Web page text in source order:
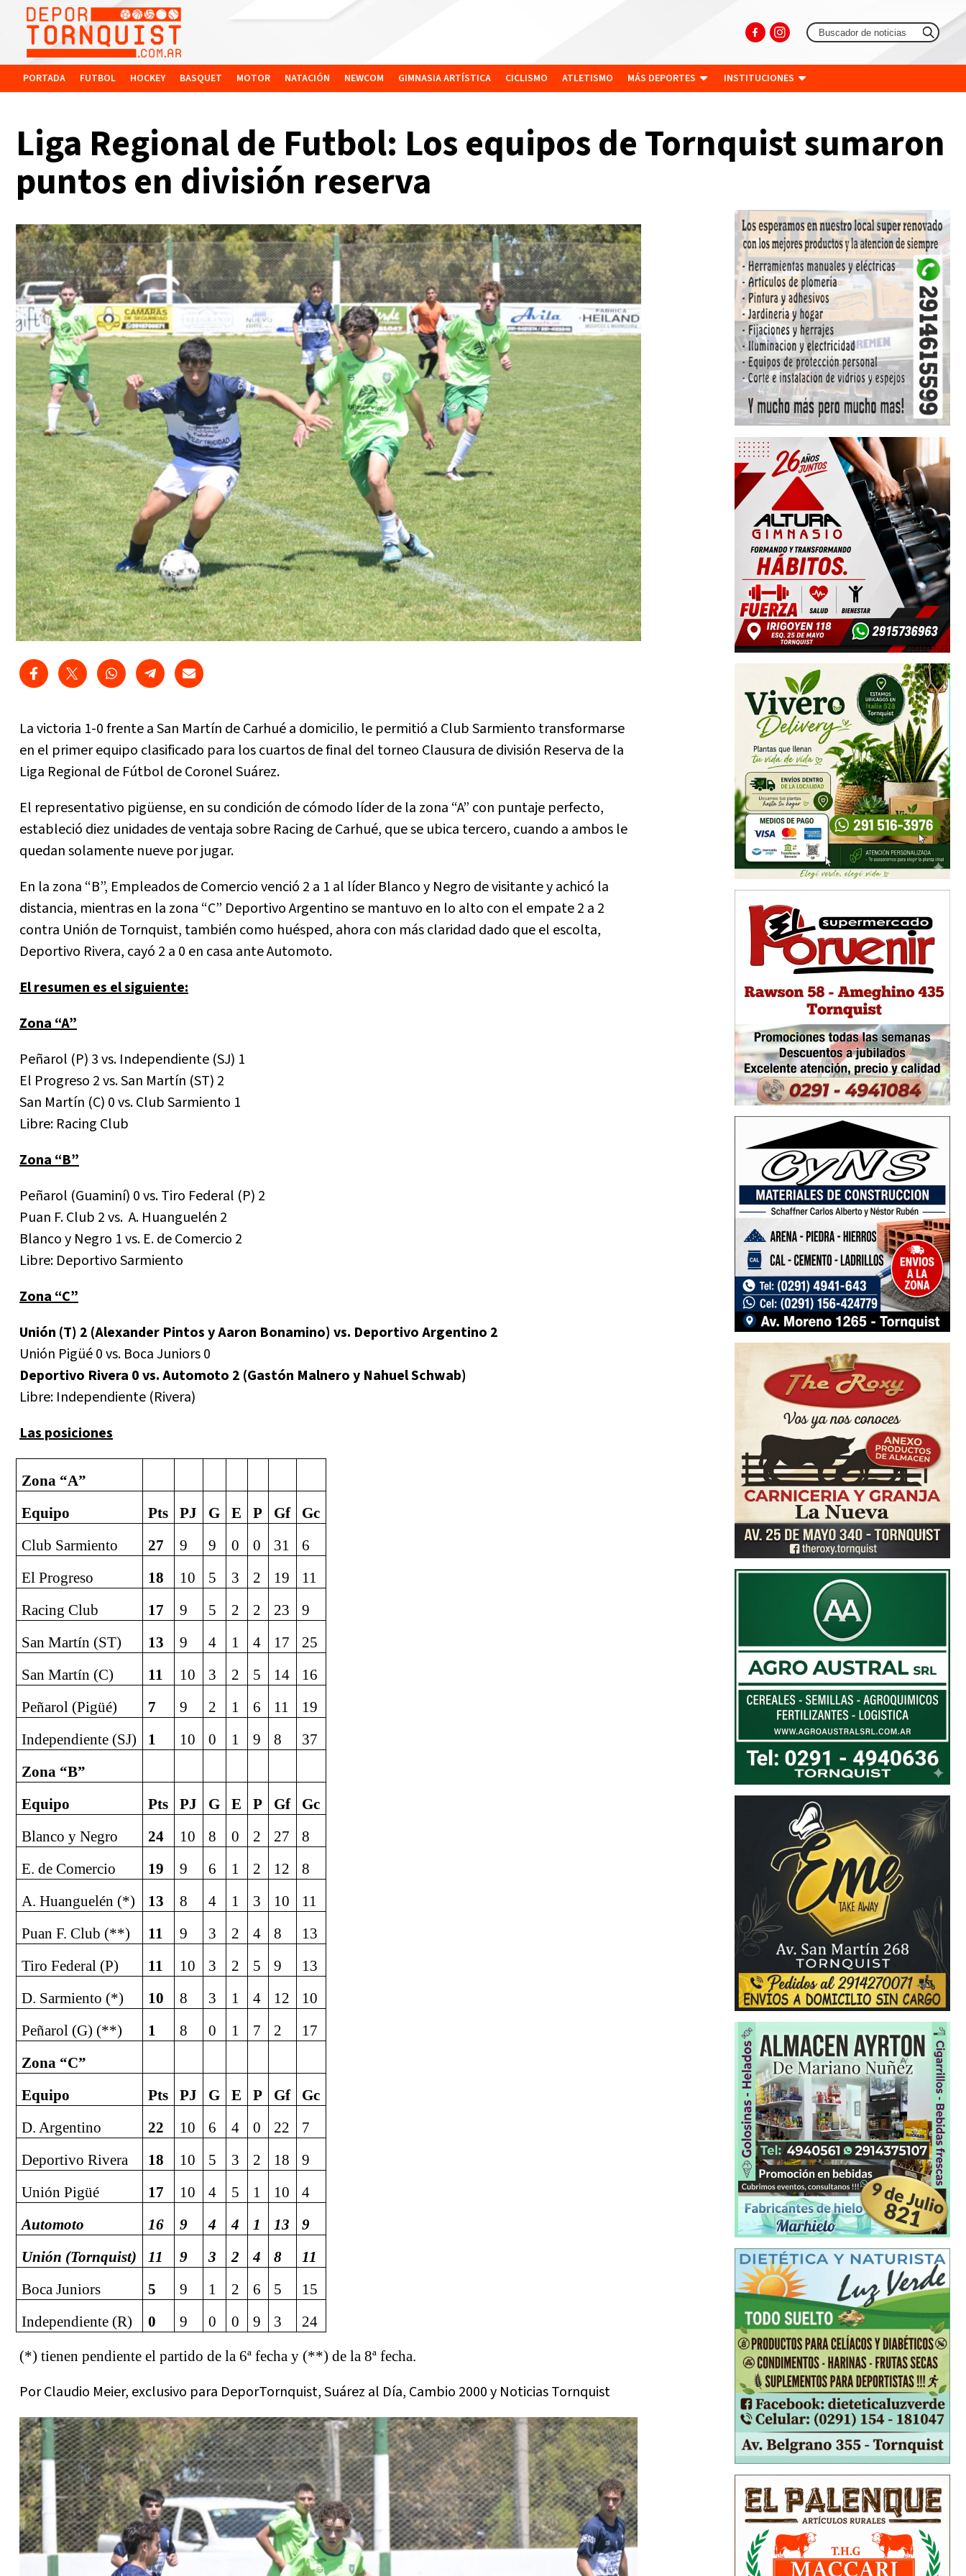
PORTADA FUTBOL HOCKEY BASQUET MOTOR NATACIÓN NEWCOM GIMNASIA ARTÍSTICA CICLISMO ATLETISMO MÁS DEPORTES INSTITUCIONES
Liga Regional de Futbol: Los equipos de Tornquist sumaron
puntos en división reserva
La victoria 1-0 frente a San Martín de Carhué a domicilio, le permitió a Club Sarmiento transformarse
en el primer equipo clasificado para los cuartos de final del torneo Clausura de división Reserva de la
Liga Regional de Fútbol de Coronel Suárez.
El representativo pigüense, en su condición de cómodo líder de la zona “A” con puntaje perfecto,
estableció diez unidades de ventaja sobre Racing de Carhué, que se ubica tercero, cuando a ambos le
quedan solamente nueve por jugar.
En la zona “B”, Empleados de Comercio venció 2 a 1 al líder Blanco y Negro de visitante y achicó la
distancia, mientras en la zona “C” Deportivo Argentino se mantuvo en lo alto con el empate 2 a 2
contra Unión de Tornquist, también como huésped, ahora con más claridad dado que el escolta,
Deportivo Rivera, cayó 2 a 0 en casa ante Automoto.
El resumen es el siguiente:
Zona “A”
Peñarol (P) 3 vs. Independiente (SJ) 1
El Progreso 2 vs. San Martín (ST) 2
San Martín (C) 0 vs. Club Sarmiento 1
Libre: Racing Club
Zona “B”
Peñarol (Guaminí) 0 vs. Tiro Federal (P) 2
Puan F. Club 2 vs. A. Huanguelén 2
Blanco y Negro 1 vs. E. de Comercio 2
Libre: Deportivo Sarmiento
Zona “C”
Unión (T) 2 (Alexander Pintos y Aaron Bonamino) vs. Deportivo Argentino 2
Unión Pigüé 0 vs. Boca Juniors 0
Deportivo Rivera 0 vs. Automoto 2 (Gastón Malnero y Nahuel Schwab)
Libre: Independiente (Rivera)
Las posiciones
Zona “A”
Equipo
Pts PJ G E P Gf
Gc
Club Sarmiento
27 9 9 0 0 31
6
El Progreso
18 10 5 3 2 19
11
Racing Club
17 9 5 2 2 23
9
San Martín (ST)
13 9 4 1 4 17
25
San Martín (C)
11 10 3 2 5 14
16
Peñarol (Pigüé)
7 9 2 1 6 11
19
Independiente (SJ)
1 10 0 1 9 8
37
Zona “B”
Equipo
Pts PJ G E P Gf
Gc
Blanco y Negro
24 10 8 0 2 27
8
E. de Comercio
19 9 6 1 2 12
8
A. Huanguelén (*)
13 8 4 1 3 10
11
Puan F. Club (**)
11 9 3 2 4 8
13
Tiro Federal (P)
11 10 3 2 5 9
13
D. Sarmiento (*)
10 8 3 1 4 12
10
Peñarol (G) (**)
1 8 0 1 7 2
17
Zona “C”
Equipo
Pts PJ G E P Gf
Gc
D. Argentino
22 10 6 4 0 22
7
Deportivo Rivera
18 10 5 3 2 18
9
Unión Pigüé
17 10 4 5 1 10
4
Automoto
16 9 4 4 1 13
9
Unión (Tornquist)
11 9 3 2 4 8
11
Boca Juniors
5 9 1 2 6 5
15
Independiente (R)
0 9 0 0 9 3
24
(*) tienen pendiente el partido de la 6ª fecha y (**) de la 8ª fecha.
Por Claudio Meier, exclusivo para DeporTornquist, Suárez al Día, Cambio 2000 y Noticias Tornquist